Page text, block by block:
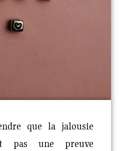
que la jalousie
pas une preuve